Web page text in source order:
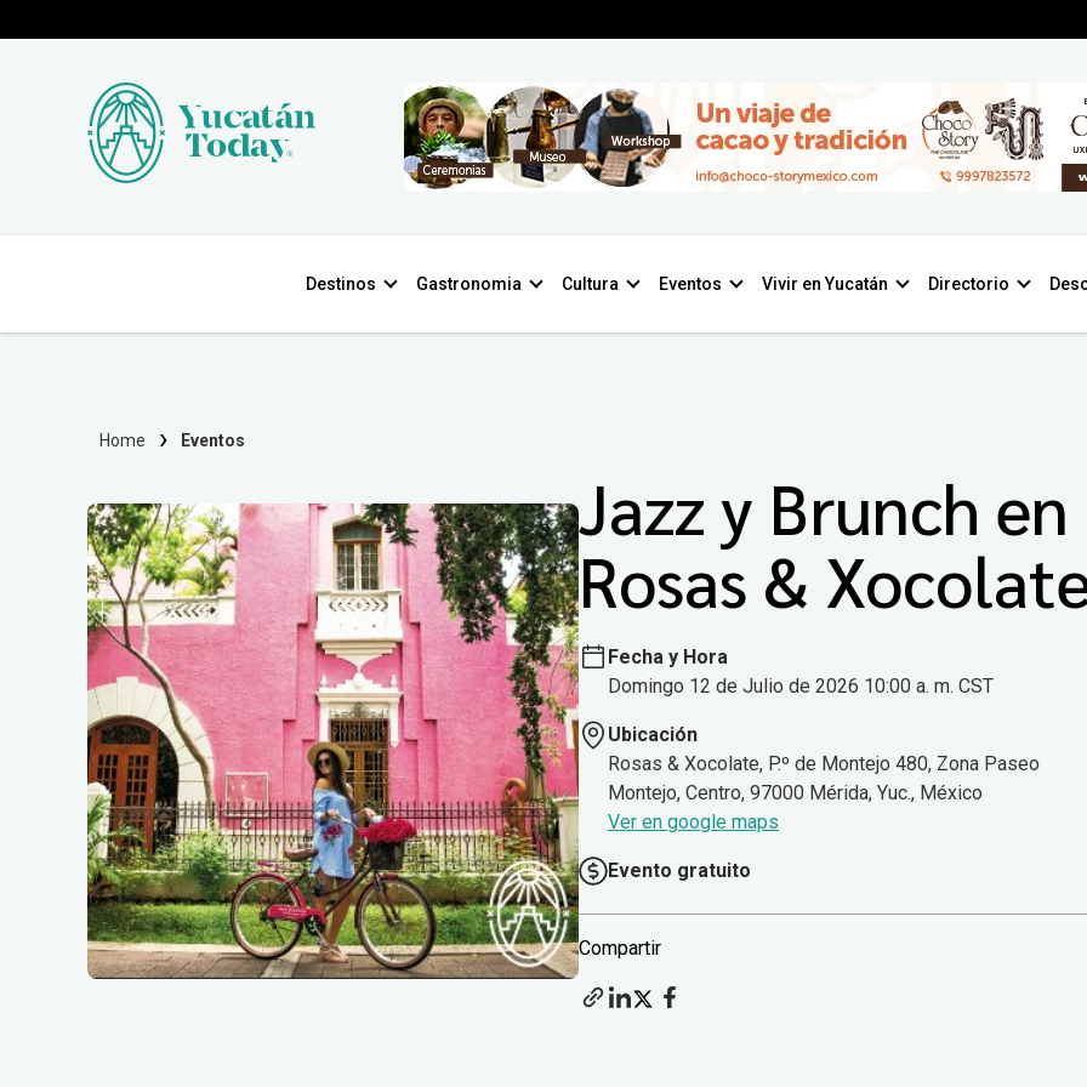
Destinos Gastronomia Cultura Eventos Vivir en Yucatán Directorio
Home Eventos
Jazz y Brunch en
Rosas &
Fecha y Hora
Domingo 12 de Julio de 2026 10:00 a. m. CST
Ubicación
Rosas & Xocolate, P.º de Montejo 480, Zona Paseo
Montejo, Centro, 97000 Mérida, Yuc., México
Ver en google maps
Evento gratuito
Compartir